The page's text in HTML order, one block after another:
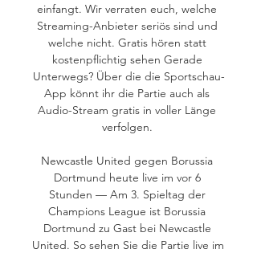
einfangt. Wir verraten euch, welche
Streaming-Anbieter seriös sind und
welche nicht. Gratis hören statt
kostenpflichtig sehen Gerade
Unterwegs? Über die die Sportschau-
App könnt ihr die Partie auch als
Audio-Stream gratis in voller Länge
verfolgen.
Newcastle United gegen Borussia
Dortmund heute live im vor 6
Stunden — Am 3. Spieltag der
Champions League ist Borussia
Dortmund zu Gast bei Newcastle
United. So sehen Sie die Partie live im